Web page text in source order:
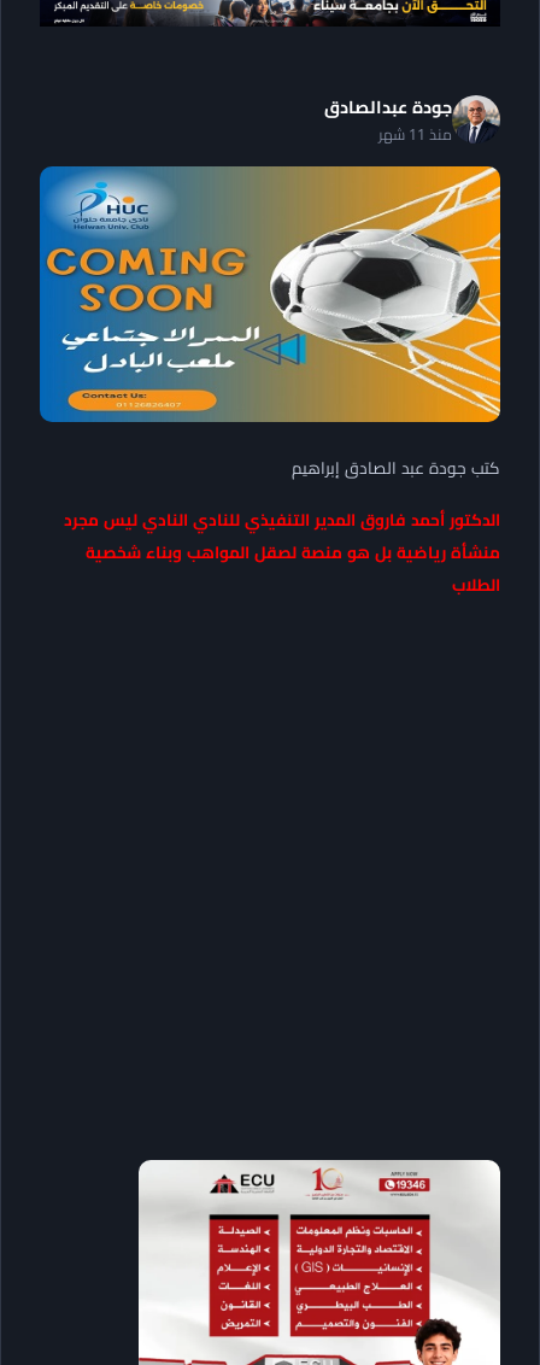
جودة عبدالصادق
منذ 11 شهر
كتب جودة عبد الصادق إبراهيم
الدكتور أحمد فاروق المدير التنفيذي للنادي النادي ليس مجرد
منشأة رياضية بل هو منصة لصقل المواهب وبناء شخصية
الطلاب